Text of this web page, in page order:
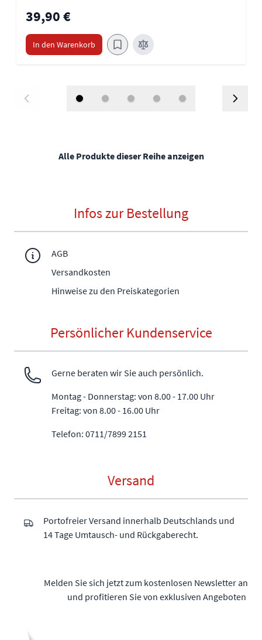
39,90 €
In den Warenkorb
Alle Produkte dieser Reihe anzeigen
Infos zur Bestellung
AGB
Versandkosten
Hinweise zu den Preiskategorien
Persönlicher Kundenservice
Gerne beraten wir Sie auch persönlich.
Montag - Donnerstag: von 8.00 - 17.00 Uhr
Freitag: von 8.00 - 16.00 Uhr
Telefon: 0711/7899 2151
Versand
Portofreier Versand innerhalb Deutschlands und
14 Tage Umtausch- und Rückgaberecht.
Melden Sie sich jetzt zum kostenlosen Newsletter an
und profitieren Sie von exklusiven Angeboten